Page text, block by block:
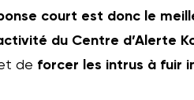
court est donc le
du Centre d’Alerte
de forcer les intrus à fuir